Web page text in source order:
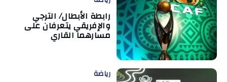
رابطة الأبطال/ الترجي
والإفريقي يتعرفان على
مسارهما القاري
رياضة